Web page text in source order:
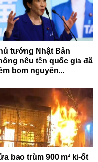
tướng Nhật Bản
nêu tên quốc gia đã
bom nguyên...
bao trùm 900 m² ki-ốt